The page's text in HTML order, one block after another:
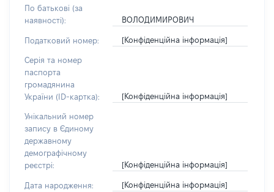
По батькові (за
наявності):
ВОЛОДИМИРОВИЧ
Податковий номер: [Конфіденційна інформація]
Серія та номер
паспорта
громадянина
України (ID-картка):
[Конфіденційна інформація]
Унікальний номер
запису в Єдиному
державному
демографічному
реєстрі:
[Конфіденційна інформація]
Дата народження: [Конфіденційна інформація]